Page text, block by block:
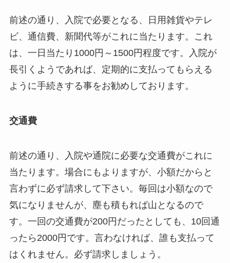
前述の通り、入院で必要となる、日用雑貨やテレ
ビ、通信費、新聞代等がこれに当たります。これ
は、一日当たり1000円～1500円程度です。入院が
長引くようであれば、定期的に支払ってもらえる
ように手続きする事をお勧めしております。
交通費
前述の通り、入院や通院に必要な交通費がこれに
当たります。場合にもよりますが、小額だからと
言わずに必ず請求して下さい。毎回は小額なので
気になりませんが、塵も積もれば山となるので
す。一回の交通費が200円だったとしても、10回通
ったら2000円です。言わなければ、誰も支払って
はくれません。必ず請求しましょう。